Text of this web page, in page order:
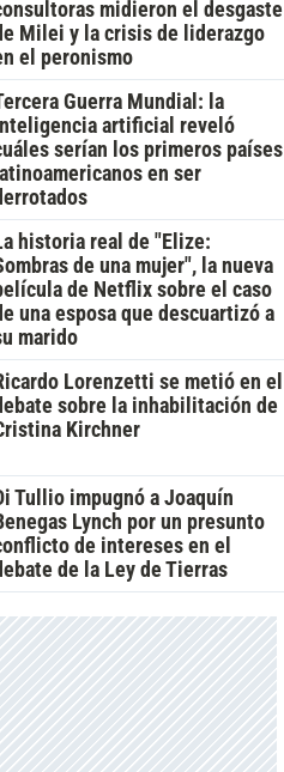
midieron el desgaste
Milei y la crisis de liderazgo
el peronismo
Guerra Mundial: la
artificial reveló
serían los primeros países
latinoamericanos en ser
historia real de "Elize:
de una mujer", la nueva
de Netflix sobre el caso
una esposa que descuartizó a
marido
Lorenzetti se metió en el
sobre la inhabilitación de
Kirchner
Tullio impugnó a Joaquín
Lynch por un presunto
de intereses en el
de la Ley de Tierras